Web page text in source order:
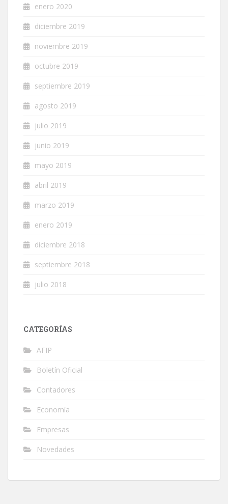
enero 2020
diciembre 2019
noviembre 2019
octubre 2019
septiembre 2019
agosto 2019
julio 2019
junio 2019
mayo 2019
abril 2019
marzo 2019
enero 2019
diciembre 2018
septiembre 2018
julio 2018
CATEGORÍAS
AFIP
Boletín Oficial
Contadores
Economía
Empresas
Novedades